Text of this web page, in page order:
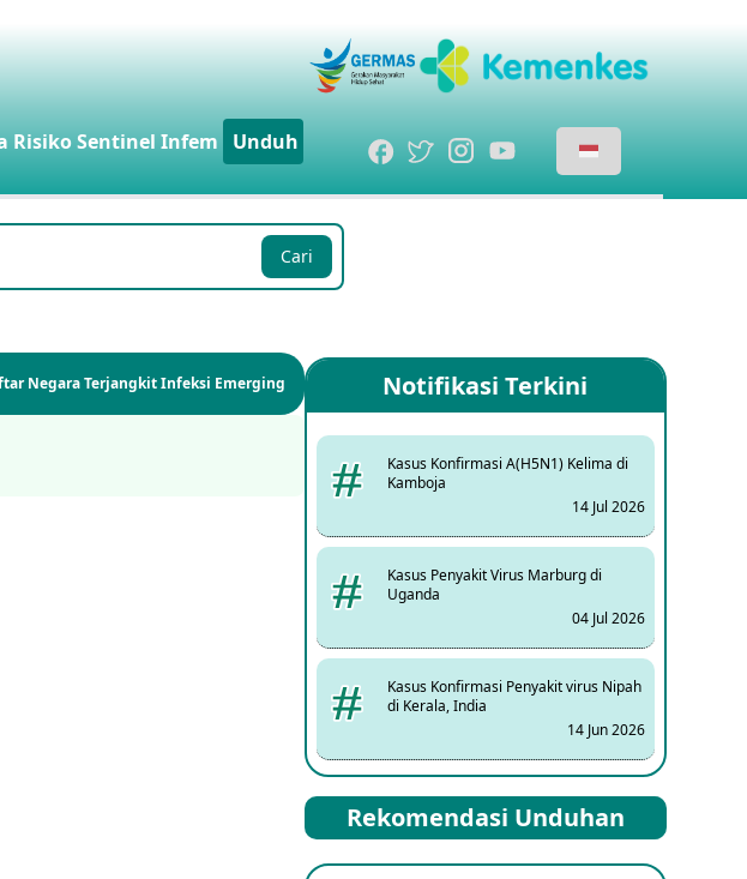
RisikoSentinel Infem Unduh
Cari
Negara Terjangkit Infeksi Emerging Notifikasi Terkini
Kasus Konfirmasi A(H5N1) Kelima di
Kamboja
14 Jul 2026
Kasus Penyakit Virus Marburg di
Uganda
04 Jul 2026
Kasus Konfirmasi Penyakit virus Nipah
di Kerala, India
14 Jun 2026
Kasus Dicurigai Penyakit virus Nipah di
Kerala, India
12 Jun 2026
Rekomendasi Unduhan